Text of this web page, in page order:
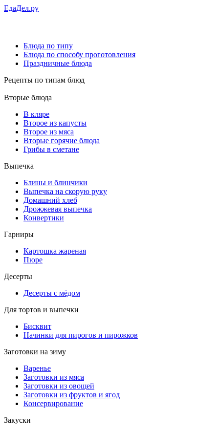
ЕдаДел.ру
Блюда по типу
Блюда по способу проготовления
Праздничные блюда
Рецепты по типам блюд
Вторые блюда
В кляре
Второе из капусты
Второе из мяса
Вторые горячие блюда
Грибы в сметане
Выпечка
Блины и блинчики
Выпечка на скорую руку
Домашний хлеб
Дрожжевая выпечка
Конвертики
Гарниры
Картошка жареная
Пюре
Десерты
Десерты с мёдом
Для тортов и выпечки
Бисквит
Начинки для пирогов и пирожков
Заготовки на зиму
Варенье
Заготовки из мяса
Заготовки из овощей
Заготовки из фруктов и ягод
Консервирование
Закуски